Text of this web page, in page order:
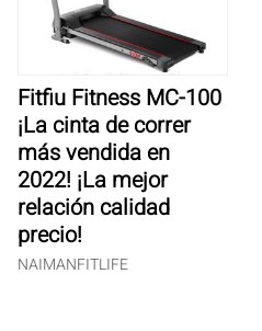
Fitfiu Fitness MC-100
¡La cinta de correr
más vendida en
2022! ¡La mejor
relación calidad
precio!
NAIMANFITLIFE